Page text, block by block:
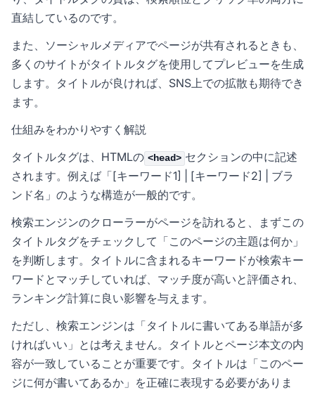
直結しているのです。
また、ソーシャルメディアでページが共有されるときも、
多くのサイトがタイトルタグを使用してプレビューを生成
します。タイトルが良ければ、SNS上での拡散も期待でき
ます。
仕組みをわかりやすく解説
タイトルタグは、HTMLの <head> セクションの中に記述
されます。例えば「[キーワード1] | [キーワード2] | ブラ
ンド名」のような構造が一般的です。
検索エンジンのクローラーがページを訪れると、まずこの
タイトルタグをチェックして「このページの主題は何か」
を判断します。タイトルに含まれるキーワードが検索キー
ワードとマッチしていれば、マッチ度が高いと評価され、
ランキング計算に良い影響を与えます。
ただし、検索エンジンは「タイトルに書いてある単語が多
ければいい」とは考えません。タイトルとページ本文の内
容が一致していることが重要です。タイトルは「このペー
ジに何が書いてあるか」を正確に表現する必要がありま